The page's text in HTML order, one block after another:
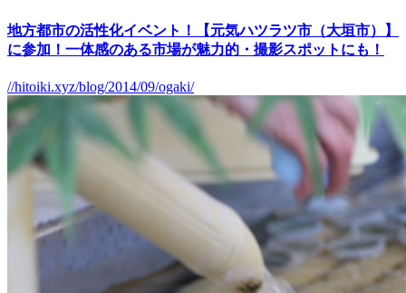
地方都市の活性化イベント！【元気ハツラツ市（大垣市）】
に参加！一体感のある市場が魅力的・撮影スポットにも！
//hitoiki.xyz/blog/2014/09/ogaki/